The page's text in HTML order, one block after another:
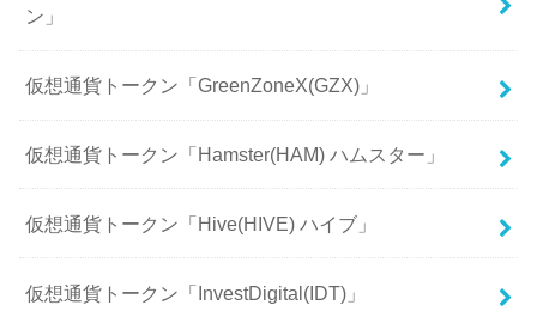
ン」
仮想通貨トークン「GreenZoneX(GZX)」
仮想通貨トークン「Hamster(HAM) ハムスター」
仮想通貨トークン「Hive(HIVE) ハイブ」
仮想通貨トークン「InvestDigital(IDT)」